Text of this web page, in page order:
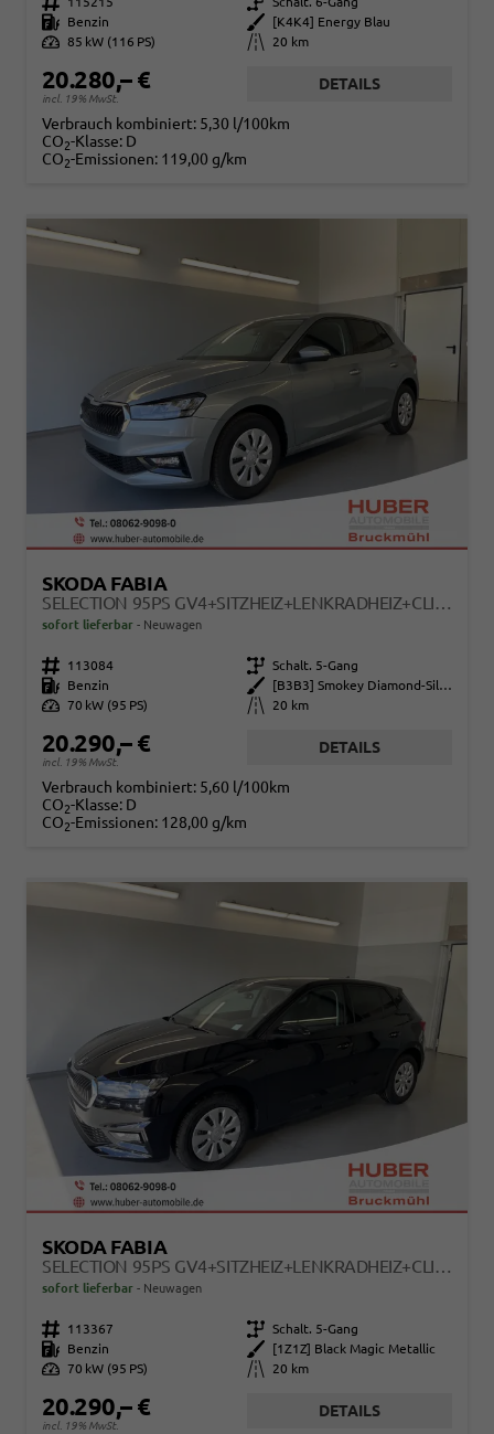
Kraftstoff
Benzin Außenfarbe
[K4K4] Energy Blau
Leistung 85 kW (116 PS) Kilometerstand 20 km
20.280,– €
incl. 19% MwSt.
DETAILS
Verbrauch kombiniert: 5,30 l/100km
CO2-Klasse: D
CO2-Emissionen: 119,00 g/km
SKODA FABIA
SELECTION 95PS GV4+SITZHEIZ+LENKRADHEIZ+CLIMATRONIC+SUNSET+APPCONNECT+PDC
sofort lieferbar Neuwagen
Fahrzeugnr. 113084 Getriebe Schalt. 5-Gang
Kraftstoff
Benzin Außenfarbe
[B3B3] Smokey Diamond-Silber Metallic
Leistung 70 kW (95 PS) Kilometerstand 20 km
20.290,– €
incl. 19% MwSt.
DETAILS
Verbrauch kombiniert: 5,60 l/100km
CO2-Klasse: D
CO2-Emissionen: 128,00 g/km
SKODA FABIA
SELECTION 95PS GV4+SITZHEIZ+LENKRADHEIZ+CLIMATRONIC+SUNSET+APPCONNECT+PDC
sofort lieferbar Neuwagen
Fahrzeugnr. 113367 Getriebe Schalt. 5-Gang
Kraftstoff
Benzin Außenfarbe
[1Z1Z] Black Magic Metallic
Leistung 70 kW (95 PS) Kilometerstand 20 km
20.290,– €
incl. 19% MwSt.
DETAILS